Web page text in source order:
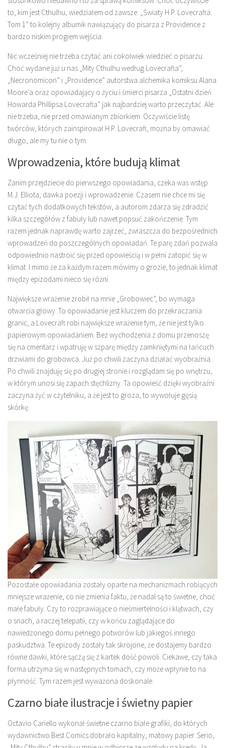
to, kim jest Cthulhu, wiedziałem od zawsze. „Światy H.P. Lovecrafta.
Tom 1” to kolejny albumik nawiązujący do pisarza z Providence z
bardzo niskim progiem wejścia.
Nic wcześniej nie trzeba czytać ani cokolwiek wiedzieć o pisarzu.
Choć wydane już u nas „Mity Cthulhu według Lovecrafta”,
„Necronomicon” i „Providence” autorstwa alchemika komiksu Alana
Moore’a oraz opowiadający o życiu i śmierci pisarza „Ostatni dzień
Howarda Phillipsa Lovecrafta” jak najbardziej warto przeczytać. Ale
nie trzeba, nie przed omawianym zbiorkiem. Oczywiście listę
twórców, których zainspirował H.P. Lovecraft, można by omawiać
długo, ale my tu nie o tym.
Wprowadzenia, które budują klimat
Zanim przejdziecie do pierwszego opowiadania, czeka was wstęp
M.J. Elliota, dawka poezji i wprowadzenie. Czasem nie chce mi się
czytać tych dodatkowych tekstów, a autorom zdarza się zdradzić
kilka szczegółów z fabuły lub nawet popsuć zakończenie. Tym
razem jednak naprawdę warto zajrzeć, zwłaszcza do bezpośrednich
wprowadzeń do poszczególnych opowiadań. Te parę zdań pozwala
odpowiednio nastroić się przed opowieścią i w pełni zatopić się w
klimat. I mimo że za każdym razem mówimy o grozie, to jednak klimat
między epizodami nieco się różni.
Największe wrażenie zrobił na mnie „Grobowiec”, bo wymaga
otwarcia głowy. To opowiadanie jest kluczem do przekraczania
granic, a Lovecraft robi największe wrażenie tym, że nie jest tylko
papierowym opowiadaniem. Bez wychodzenia z domu przenoszę
się na cmentarz i wpatruję w szparę między zamkniętymi na łańcuch
drzwiami do grobowca. Już po chwili zaczyna działać wyobraźnia.
Po chwili znajduję się po drugiej stronie i rozglądam się po wnętrzu,
w którym unosi się zapach stęchlizny. Ta opowieść dzięki wyobraźni
zaczyna żyć w czytelniku, a że jest to groza, to wywołuje gęsią
skórkę.
Pozostałe opowiadania zostały oparte na mechanizmach robiących
mniejsze wrażenie, co nie zmienia faktu, że nadal są to świetne, choć
małe fabuły. Czy to rozprawiające o nieśmiertelności i klątwach, czy
o snach, a raczej telepatii, czy w końcu zaglądające do
nawiedzonego domu pełnego potworów lub jakiegoś innego
paskudztwa. Te epizody zostały tak skrojone, że dostajemy bardzo
równe dawki, które sączą się z kartek dość powoli. Ciekawe, czy taka
forma utrzyma się w następnych tomach, czy może wpłynie to na
płynność. Tym razem jest wyważona doskonale.
Czarno białe ilustracje i świetny papier
Octavio Cariello wykonał świetne czarno białe grafiki, do których
wydawnictwo Best Comics dobrało kapitalny, matowy papier. Serio,